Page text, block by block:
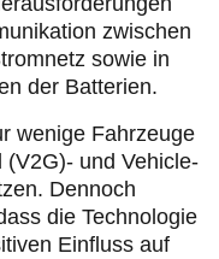
zwischen
sowie in
der Batterien.
wenige Fahrzeuge
und Vehicle-
Dennoch
die Technologie
Einfluss auf